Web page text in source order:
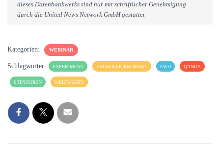
dieses Datenbankwerks sind nur mit schriftlicher Genehmigung
durch die United News Network GmbH gestattet
Kategorien: WEBINAR
Schlagwörter: EXPERIMENT FREIWILLIGENDIENST FWD QANDA
STIPENDIEN WELTWÄRTS